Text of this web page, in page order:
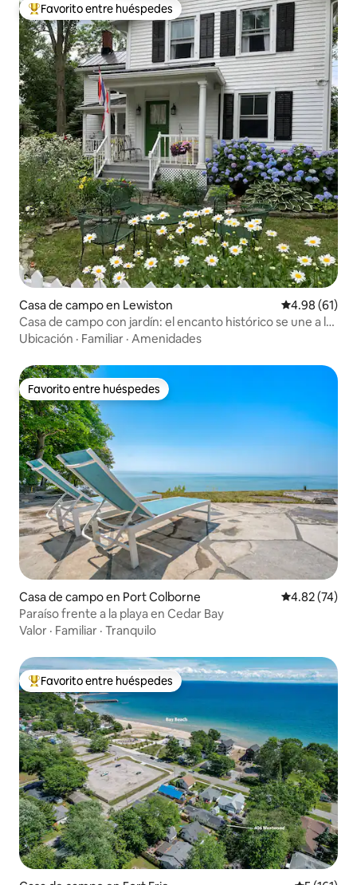
De los mejores en Favorito entre huéspedes
Favorito entre huéspedes
Casa de campo en Lewiston Calificación
4.98 (61)
Casa de campo con jardín: el encanto histórico se une a la
comodidad moderna
Ubicación · Familiar · Amenidades
Favorito entre huéspedes
Favorito entre huéspedes
Casa de campo en Port Colborne Calificación
4.82 (74)
Paraíso frente a la playa en Cedar Bay
Valor · Familiar · Tranquilo
De los mejores en Favorito entre huéspedes
Favorito entre huéspedes